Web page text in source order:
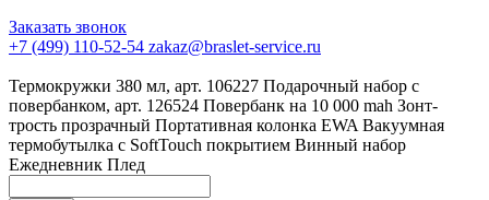
Заказать звонок
+7 (499) 110-52-54 zakaz@braslet-service.ru
Термокружки 380 мл, арт. 106227 Подарочный набор с
повербанком, арт. 126524 Повербанк на 10 000 mah Зонт-
трость прозрачный Портативная колонка EWA Вакуумная
термобутылка с SoftTouch покрытием Винный набор
Ежедневник Плед